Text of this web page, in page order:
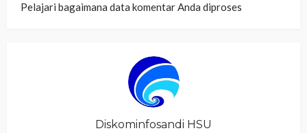
Pelajari bagaimana data komentar Anda diproses
Diskominfosandi HSU